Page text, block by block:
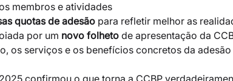
membros e atividades
quotas de adesão para refletir melhor as
por um novo folheto de apresentação da
os serviços e os benefícios concretos da adesão
confirmou o que torna a CCBP